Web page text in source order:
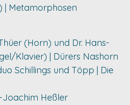
| Metamorphosen
(Horn) und Dr. Hans-
Klavier) | Dürers Nashorn
Schillings und Töpp | Die
Joachim Heßler